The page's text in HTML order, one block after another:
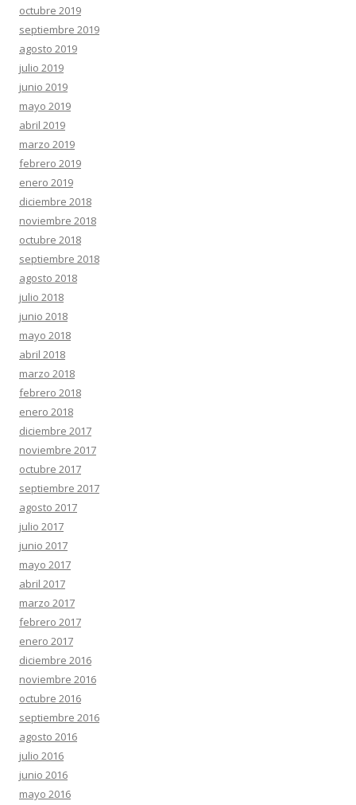
octubre 2019
septiembre 2019
agosto 2019
julio 2019
junio 2019
mayo 2019
abril 2019
marzo 2019
febrero 2019
enero 2019
diciembre 2018
noviembre 2018
octubre 2018
septiembre 2018
agosto 2018
julio 2018
junio 2018
mayo 2018
abril 2018
marzo 2018
febrero 2018
enero 2018
diciembre 2017
noviembre 2017
octubre 2017
septiembre 2017
agosto 2017
julio 2017
junio 2017
mayo 2017
abril 2017
marzo 2017
febrero 2017
enero 2017
diciembre 2016
noviembre 2016
octubre 2016
septiembre 2016
agosto 2016
julio 2016
junio 2016
mayo 2016